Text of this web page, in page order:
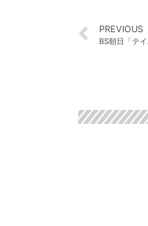
PREVIOUS
BS朝日「テ